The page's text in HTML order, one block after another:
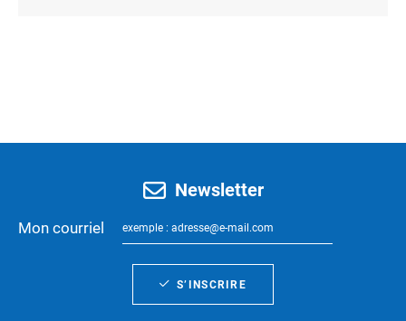
Newsletter
Mon courriel
S’INSCRIRE